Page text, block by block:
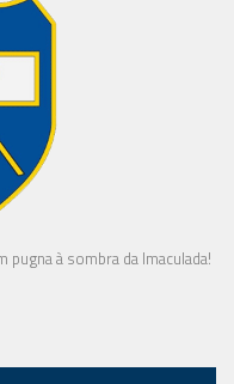
à sombra da Imaculada!